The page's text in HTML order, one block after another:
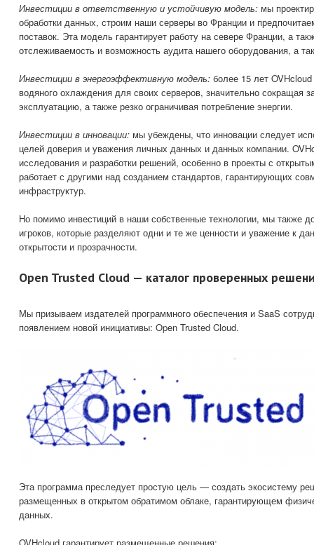
Инвестиции в ответственную и устойчивую модель: мы
обработки данных, строим наши серверы во Франции и
поставок. Эта модель гарантирует работу на севере Франции, а
отслеживаемость и возможность аудита нашего оборудования, а
Инвестиции в энергоэффективную модель: более 15 лет
водяного охлаждения для своих серверов, значительно сокращая
эксплуатацию, а также резко ограничивая потребление энергии.
Инвестиции в инновации: мы убеждены, что инновации следует
целей доверия и уважения личных данных и данных компании.
исследования и разработки решений, особенно в проекты с
работает с другими над созданием стандартов, гарантирующих
инфраструктур.
Но помимо инвестиций в наши собственные технологии, мы также
игроков, которые разделяют одни и те же ценности и уважение к
открытости и прозрачности.
Open Trusted Cloud — каталог проверенных
Мы призываем издателей программного обеспечения и SaaS
появлением новой инициативы: Open Trusted Cloud.
Эта программа преследует простую цель — создать экосистему
размещенных в открытом обратимом облаке, гарантирующем
данных.